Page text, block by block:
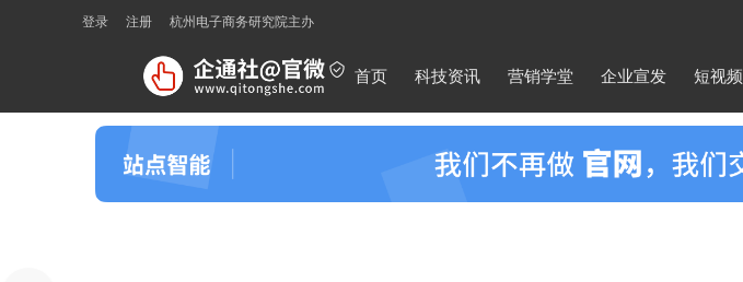
登录 注册 杭州电子商务研究院主办
首页 科技资讯 营销学堂 企业宣发 短视频